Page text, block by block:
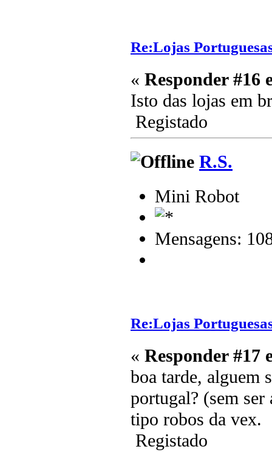
Re:Lojas
« Responder #16
Isto das lojas em
Registado
R.S.
Mini Robot
Mensagens:
Re:Lojas
« Responder #17
boa tarde, alguem
portugal? (sem
tipo robos da vex.
Registado